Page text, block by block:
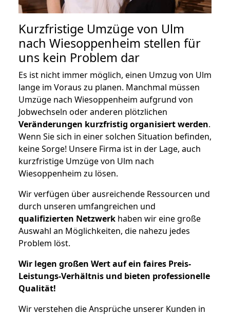
Kurzfristige Umzüge von Ulm
nach Wiesoppenheim stellen für
uns kein Problem dar
Es ist nicht immer möglich, einen Umzug von Ulm
lange im Voraus zu planen. Manchmal müssen
Umzüge nach Wiesoppenheim aufgrund von
Jobwechseln oder anderen plötzlichen
Veränderungen kurzfristig organisiert werden.
Wenn Sie sich in einer solchen Situation befinden,
keine Sorge! Unsere Firma ist in der Lage, auch
kurzfristige Umzüge von Ulm nach
Wiesoppenheim zu lösen.
Wir verfügen über ausreichende Ressourcen und
durch unseren umfangreichen und
qualifizierten Netzwerk haben wir eine große
Auswahl an Möglichkeiten, die nahezu jedes
Problem löst.
Wir legen großen Wert auf ein faires Preis-
Leistungs-Verhältnis und bieten professionelle
Qualität!
Wir verstehen die Ansprüche unserer Kunden in